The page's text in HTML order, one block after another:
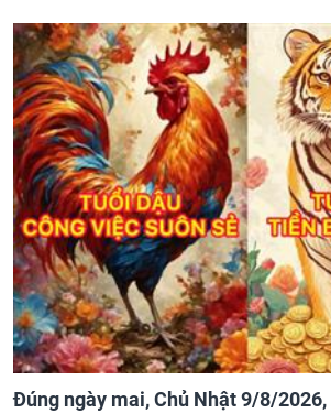
Đúng ngày mai, Chủ Nhật 9/8/